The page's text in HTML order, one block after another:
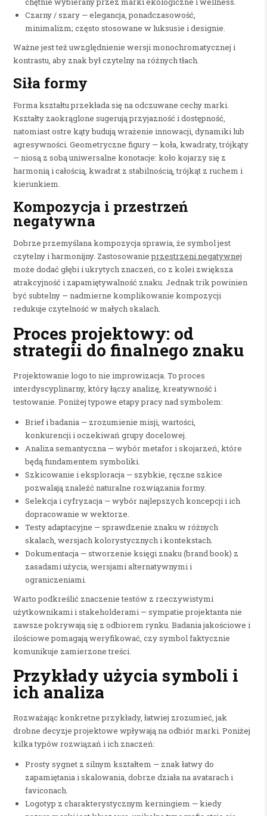
Czarny / szary — elegancja, ponadczasowość,
minimalizm; często stosowane w luksusie i designie.
Ważne jest też uwzględnienie wersji monochromatycznej i
kontrastu, aby znak był czytelny na różnych tłach.
Siła formy
Forma kształtu przekłada się na odczuwane cechy marki.
Kształty zaokrąglone sugerują przyjazność i dostępność,
natomiast ostre kąty budują wrażenie innowacji, dynamiki lub
agresywności. Geometryczne figury — koła, kwadraty, trójkąty
— niosą z sobą uniwersalne konotacje: koło kojarzy się z
harmonią i całością, kwadrat z stabilnością, trójkąt z ruchem i
kierunkiem.
Kompozycja i przestrzeń
negatywna
Dobrze przemyślana kompozycja sprawia, że symbol jest
czytelny i harmonijny. Zastosowanieprzestrzeni negatywnej
może dodać głębi i ukrytych znaczeń, co z kolei zwiększa
atrakcyjność i zapamiętywalność znaku. Jednak trik powinien
być subtelny — nadmierne komplikowanie kompozycji
redukuje czytelność w małych skalach.
Proces projektowy: od
strategii do finalnego znaku
Projektowanie logo to nie improwizacja. To proces
interdyscyplinarny, który łączy analizę, kreatywność i
testowanie. Poniżej typowe etapy pracy nad symbolem:
Brief i badania — zrozumienie misji, wartości,
konkurencji i oczekiwań grupy docelowej.
Analiza semantyczna — wybór metafor i skojarzeń, które
będą fundamentem symboliki.
Szkicowanie i eksploracja — szybkie, ręczne szkice
pozwalają znaleźć naturalne rozwiązania formy.
Selekcja i cyfryzacja — wybór najlepszych koncepcji i ich
dopracowanie w wektorze.
Testy adaptacyjne — sprawdzenie znaku w różnych
skalach, wersjach kolorystycznych i kontekstach.
Dokumentacja — stworzenie księgi znaku (brand book) z
zasadami użycia, wersjami alternatywnymi i
ograniczeniami.
Warto podkreślić znaczenie testów z rzeczywistymi
użytkownikami i stakeholderami — sympatie projektanta nie
zawsze pokrywają się z odbiorem rynku. Badania jakościowe i
ilościowe pomagają weryfikować, czy symbol faktycznie
komunikuje zamierzone treści.
Przykłady użycia symboli i
ich analiza
Rozważając konkretne przykłady, łatwiej zrozumieć, jak
drobne decyzje projektowe wpływają na odbiór marki. Poniżej
kilka typów rozwiązań i ich znaczeń:
Prosty sygnet z silnym kształtem — znak łatwy do
zapamiętania i skalowania, dobrze działa na avatarach i
faviconach.
Logotyp z charakterystycznym kerningiem — kiedy